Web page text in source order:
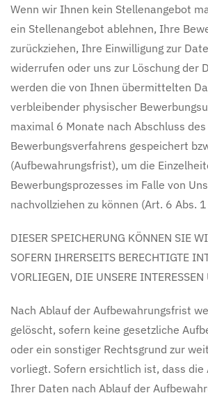
Wenn wir Ihnen kein Stellenangebot
ein Stellenangebot ablehnen, Ihre
zurückziehen, Ihre Einwilligung zur
widerrufen oder uns zur Löschung der
werden die von Ihnen übermittelten
verbleibender physischer
maximal 6 Monate nach Abschluss des
Bewerbungsverfahrens gespeichert
(Aufbewahrungsfrist), um die
Bewerbungsprozesses im Falle von
nachvollziehen zu können (Art. 6 Abs. 1
DIESER SPEICHERUNG KÖNNEN SIE
SOFERN IHRERSEITS BERECHTIGTE
VORLIEGEN, DIE UNSERE INTERESSEN
Nach Ablauf der Aufbewahrungsfrist
gelöscht, sofern keine gesetzliche
oder ein sonstiger Rechtsgrund zur
vorliegt. Sofern ersichtlich ist, dass die
Ihrer Daten nach Ablauf der